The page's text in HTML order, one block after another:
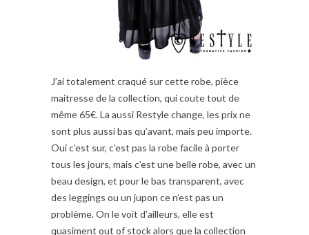
J’ai totalement craqué sur cette robe, pièce
maitresse de la collection, qui coute tout de
même 65€. La aussi Restyle change, les prix ne
sont plus aussi bas qu’avant, mais peu importe.
Oui c’est sur, c’est pas la robe facile à porter
tous les jours, mais c’est une belle robe, avec un
beau design, et pour le bas transparent, avec
des leggings ou un jupon ce n’est pas un
problème. On le voit d’ailleurs, elle est
quasiment out of stock alors que la collection